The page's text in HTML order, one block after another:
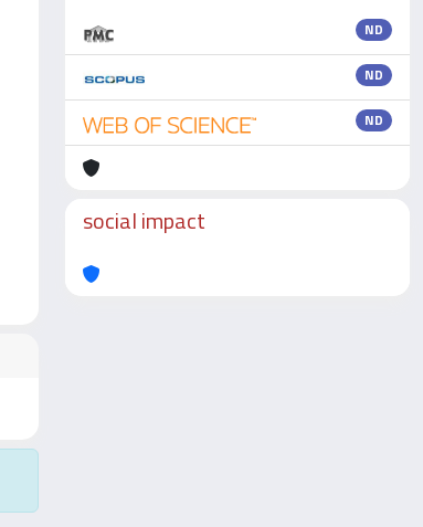
ND
ND
ND
social impact